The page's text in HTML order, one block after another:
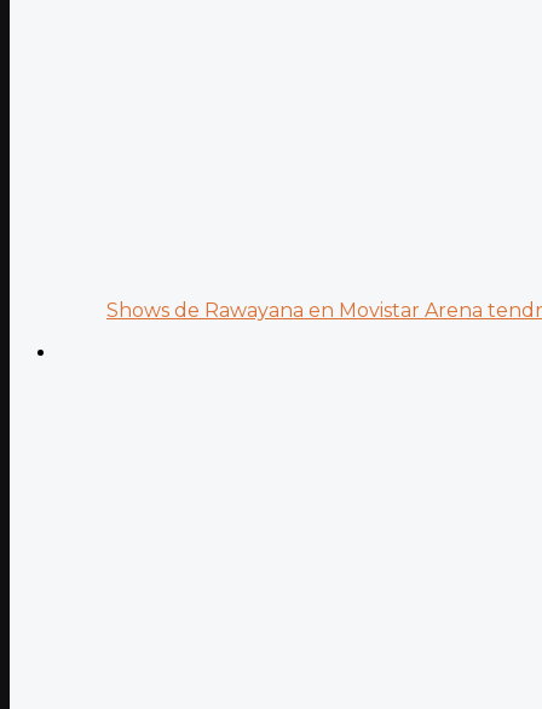
Shows de Rawayana en Movistar Arena